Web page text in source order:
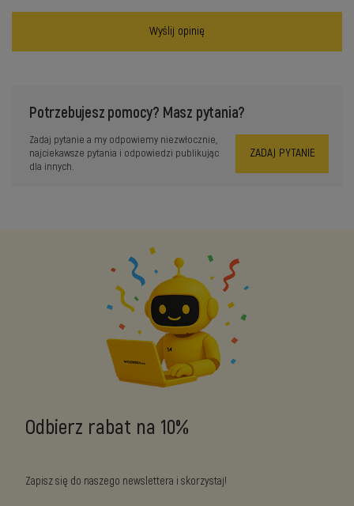
Wyślij opinię
Potrzebujesz pomocy? Masz pytania?
Zadaj pytanie a my odpowiemy niezwłocznie,
najciekawsze pytania i odpowiedzi publikując
dla innych.
ZADAJ PYTANIE
Odbierz rabat na 10%
Zapisz się do naszego newslettera i skorzystaj!